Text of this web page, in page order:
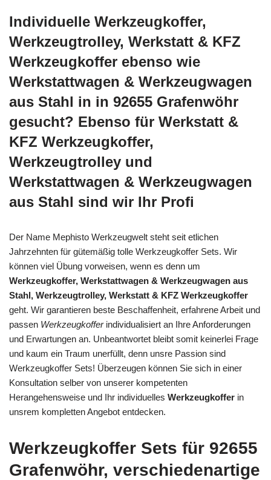
Individuelle Werkzeugkoffer,
Werkzeugtrolley, Werkstatt & KFZ
Werkzeugkoffer ebenso wie
Werkstattwagen & Werkzeugwagen
aus Stahl in in 92655 Grafenwöhr
gesucht? Ebenso für Werkstatt &
KFZ Werkzeugkoffer,
Werkzeugtrolley und
Werkstattwagen & Werkzeugwagen
aus Stahl sind wir Ihr Profi
Der Name Mephisto Werkzeugwelt steht seit etlichen
Jahrzehnten für gütemäßig tolle Werkzeugkoffer Sets. Wir
können viel Übung vorweisen, wenn es denn um
Werkzeugkoffer, Werkstattwagen & Werkzeugwagen aus
Stahl, Werkzeugtrolley, Werkstatt & KFZ Werkzeugkoffer
geht. Wir garantieren beste Beschaffenheit, erfahrene Arbeit und
passen Werkzeugkofferindividualisiert an Ihre Anforderungen
und Erwartungen an. Unbeantwortet bleibt somit keinerlei Frage
und kaum ein Traum unerfüllt, denn unsre Passion sind
Werkzeugkoffer Sets! Überzeugen können Sie sich in einer
Konsultation selber von unserer kompetenten
Herangehensweise und Ihr individuelles Werkzeugkoffer in
unsrem kompletten Angebot entdecken.
Werkzeugkoffer Sets für 92655
Grafenwöhr, verschiedenartige